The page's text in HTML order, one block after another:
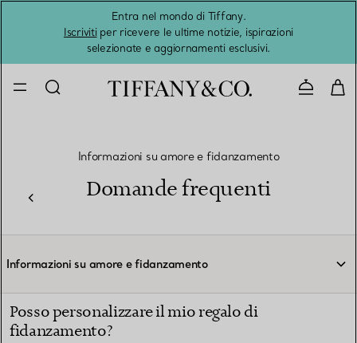
Entra nel mondo di Tiffany.
Iscrivitiper ricevere le ultime notizie, ispirazioni
selezionate e aggiornamenti esclusivi.
Informazioni su amore e fidanzamento
Domande frequenti
Informazioni su amore e fidanzamento
Posso personalizzare il mio regalo di
fidanzamento?